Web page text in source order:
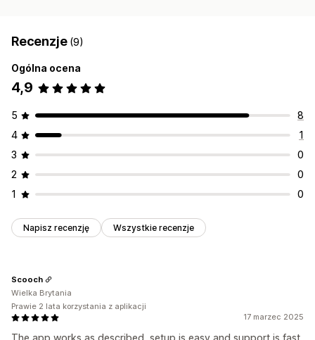
Recenzje (9)
Ogólna ocena
4,9
5
8
4
1
3
0
2
0
1
0
Napisz recenzję Wszystkie recenzje
17 marzec 2025
Scooch
Wielka Brytania
Prawie 2 lata korzystania z aplikacji